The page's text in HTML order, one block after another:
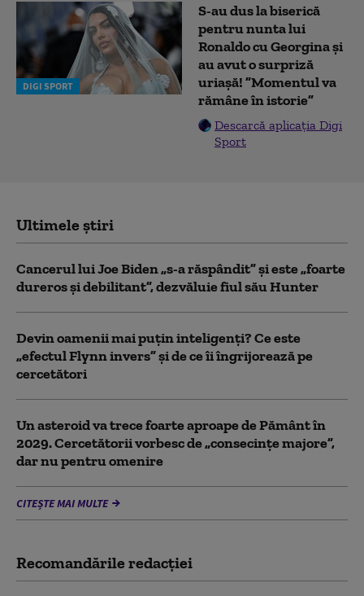
DIGI SPORT
S-au dus la biserică
pentru nunta lui
Ronaldo cu Georgina și
au avut o surpriză
uriașă! ”Momentul va
rămâne în istorie”
Descarcă aplicația Digi
Sport
Ultimele știri
Cancerul lui Joe Biden „s-a răspândit” şi este „foarte
dureros și debilitant”, dezvăluie fiul său Hunter
Devin oamenii mai puțin inteligenți? Ce este
„efectul Flynn invers” și de ce îi îngrijorează pe
cercetători
Un asteroid va trece foarte aproape de Pământ în
2029. Cercetătorii vorbesc de „consecințe majore”,
dar nu pentru omenire
CITEȘTE MAI MULTE
Recomandările redacţiei